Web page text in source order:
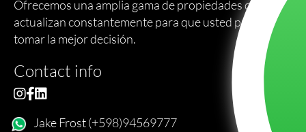
Ofrecemos una amplia gama de propiedades que se
actualizan constantemente para que usted pueda
tomar la mejor decisión.
Contact info
Jake Frost (+598)94569777